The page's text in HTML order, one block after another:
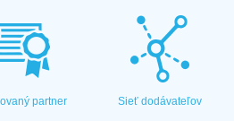
partner Sieť dodávateľov